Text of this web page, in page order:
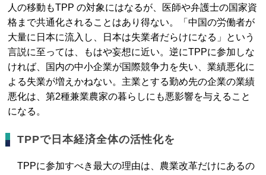
人の移動もTPP の対象にはなるが、医師や弁護士の国家資
格まで共通化されることはあり得ない。「中国の労働者が
大量に日本に流入し、日本は失業者だらけになる」という
言説に至っては、もはや妄想に近い。逆にTPPに参加しな
ければ、国内の中小企業が国際競争力を失い、業績悪化に
よる失業が増えかねない。主業とする勤め先の企業の業績
悪化は、第2種兼業農家の暮らしにも悪影響を与えること
になる。
TPPで日本経済全体の活性化を
TPPに参加すべき最大の理由は、農業改革だけにあるの